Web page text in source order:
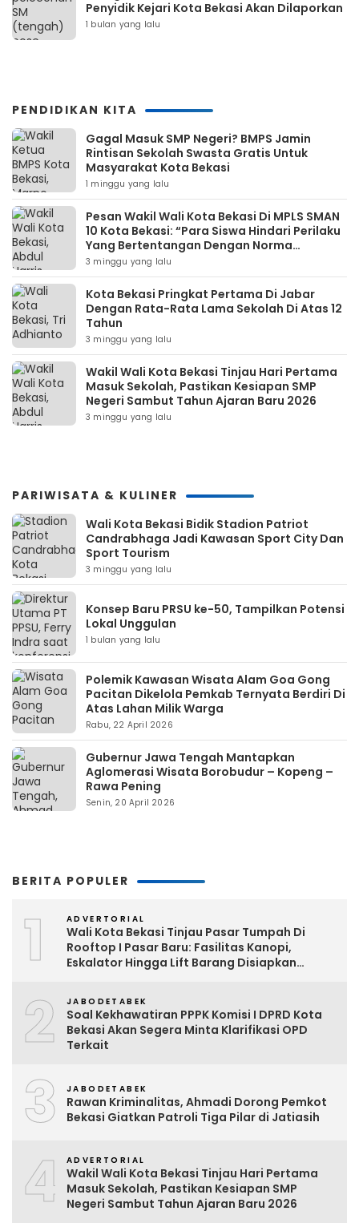
Penyidik Kejari Kota Bekasi Akan Dilaporkan
1 bulan yang lalu
PENDIDIKAN KITA
Gagal Masuk SMP Negeri? BMPS Jamin
Rintisan Sekolah Swasta Gratis Untuk
Masyarakat Kota Bekasi
1 minggu yang lalu
Pesan Wakil Wali Kota Bekasi Di MPLS SMAN
10 Kota Bekasi: “Para Siswa Hindari Perilaku
Yang Bertentangan Dengan Norma
Masyarakat Maupun Agama”
3 minggu yang lalu
Kota Bekasi Pringkat Pertama Di Jabar
Dengan Rata-Rata Lama Sekolah Di Atas 12
Tahun
3 minggu yang lalu
Wakil Wali Kota Bekasi Tinjau Hari Pertama
Masuk Sekolah, Pastikan Kesiapan SMP
Negeri Sambut Tahun Ajaran Baru 2026
3 minggu yang lalu
PARIWISATA & KULINER
Wali Kota Bekasi Bidik Stadion Patriot
Candrabhaga Jadi Kawasan Sport City Dan
Sport Tourism
3 minggu yang lalu
Konsep Baru PRSU ke-50, Tampilkan Potensi
Lokal Unggulan
1 bulan yang lalu
Polemik Kawasan Wisata Alam Goa Gong
Pacitan Dikelola Pemkab Ternyata Berdiri Di
Atas Lahan Milik Warga
Rabu, 22 April 2026
Gubernur Jawa Tengah Mantapkan
Aglomerasi Wisata Borobudur – Kopeng –
Rawa Pening
Senin, 20 April 2026
BERITA POPULER
1 ADVERTORIAL
Wali Kota Bekasi Tinjau Pasar Tumpah Di
Rooftop I Pasar Baru: Fasilitas Kanopi,
Eskalator Hingga Lift Barang Disiapkan
2 JABODETABEK
Soal Kekhawatiran PPPK Komisi I DPRD Kota
Bekasi Akan Segera Minta Klarifikasi OPD
Terkait
3 JABODETABEK
Rawan Kriminalitas, Ahmadi Dorong Pemkot
Bekasi Giatkan Patroli Tiga Pilar di Jatiasih
4 ADVERTORIAL
Wakil Wali Kota Bekasi Tinjau Hari Pertama
Masuk Sekolah, Pastikan Kesiapan SMP
Negeri Sambut Tahun Ajaran Baru 2026